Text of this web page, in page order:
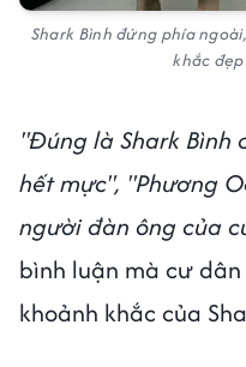
Shark Bình đứng phía
khắc
"Đúng là Shark Bình
hết mực", "Phương
người đàn ông của
bình luận mà cư
khoảnh khắc của